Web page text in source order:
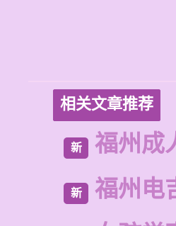
相关文章推荐
新 福州成
新
福州电